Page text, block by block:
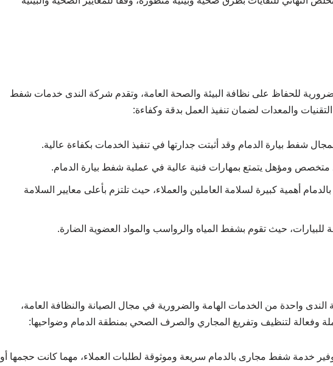
للحفاظ على نظافة البيئة والصحة العامة، وتقدم شركة الندى خدمات شفط
والمعدات لضمان تنفيذ العمل بدقة وكفاءة:
شفط بيارة الدمام وقد أثبتت جدارتها في تنفيذ الخدمات بكفاءة عالية.
ومؤهل يتمتع بمهارات فنية عالية في عملية شفط بيارة الدمام.
أهمية كبيرة لسلامة العاملين والعملاء، حيث تلتزم بأعلى معايير السلامة
حيث تقوم بشفط المياه والرواسب والمواد العضوية الضارة.
واحدة من الخدمات الهامة والضرورية في مجال الصيانة والنظافة العامة،
وفعالة لتنظيف وتفريغ المجاري والصرف الصحي بمنطقة الدمام وضواحيها:
خدمة شفط مجارى بالدمام سريعة وموثوقة لطلبات العملاء، مهما كانت حجمها أو